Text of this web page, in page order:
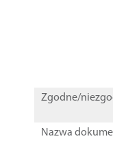
Zgodne/
Nazwa